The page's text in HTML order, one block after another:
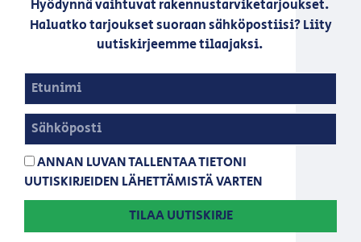
Hyödynnä vaihtuvat rakennustarviketarjoukset.
Haluatko tarjoukset suoraan sähköpostiisi? Liity
uutiskirjeemme tilaajaksi.
ANNAN LUVAN TALLENTAA TIETONI
UUTISKIRJEIDEN LÄHETTÄMISTÄ VARTEN
TILAA UUTISKIRJE